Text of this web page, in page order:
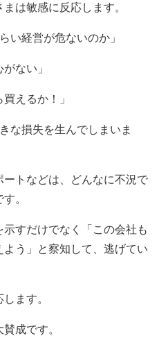
は敏感に反応します。
い経営が危ないのか」
ない」
えるか！」
な損失を生んでしまいま
トなどは、どんなに不況で
。
すだけでなく「この会社も
う」と察知して、逃げてい
ます。
成です。